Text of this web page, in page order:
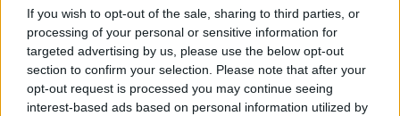
If you wish to opt-out of the sale, sharing to third parties, or
processing of your personal or sensitive information for
targeted advertising by us, please use the below opt-out
section to confirm your selection. Please note that after your
opt-out request is processed you may continue seeing
interest-based ads based on personal information utilized by
Loaded
100.00%
Η Πολιτική Αεροπορία διαπίστωσε κενό στον νόμο
όταν ένας... απίθανος τύπος προσγείωσε το
ελικόπτερό του στο Σαρακήνικο με εκατοντάδες
λουόμενους - Παρέμβαση Εισαγγελέα
09.08.2026, 14:15